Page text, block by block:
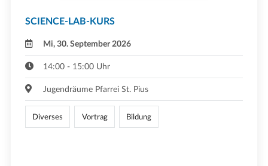
SCIENCE-LAB-KURS
Mi, 30. September 2026
14:00 - 15:00 Uhr
Jugendräume Pfarrei St. Pius
Diverses Vortrag Bildung